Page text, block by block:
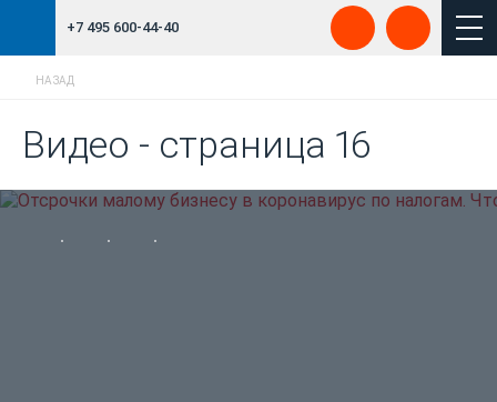
+7 495 600-44-40
НАЗАД
Видео - страница 16